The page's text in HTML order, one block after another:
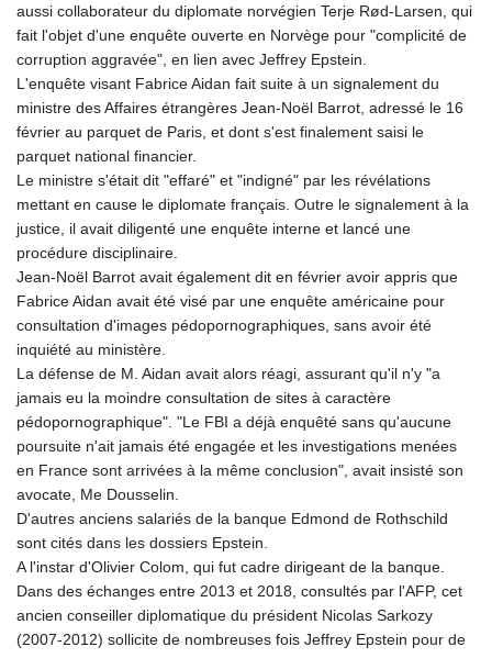
aussi collaborateur du diplomate norvégien Terje Rød-Larsen, qui
fait l'objet d'une enquête ouverte en Norvège pour "complicité de
corruption aggravée", en lien avec Jeffrey Epstein.
L'enquête visant Fabrice Aidan fait suite à un signalement du
ministre des Affaires étrangères Jean-Noël Barrot, adressé le 16
février au parquet de Paris, et dont s'est finalement saisi le
parquet national financier.
Le ministre s'était dit "effaré" et "indigné" par les révélations
mettant en cause le diplomate français. Outre le signalement à la
justice, il avait diligenté une enquête interne et lancé une
procédure disciplinaire.
Jean-Noël Barrot avait également dit en février avoir appris que
Fabrice Aidan avait été visé par une enquête américaine pour
consultation d'images pédopornographiques, sans avoir été
inquiété au ministère.
La défense de M. Aidan avait alors réagi, assurant qu'il n'y "a
jamais eu la moindre consultation de sites à caractère
pédopornographique". "Le FBI a déjà enquêté sans qu'aucune
poursuite n'ait jamais été engagée et les investigations menées
en France sont arrivées à la même conclusion", avait insisté son
avocate, Me Dousselin.
D'autres anciens salariés de la banque Edmond de Rothschild
sont cités dans les dossiers Epstein.
A l'instar d'Olivier Colom, qui fut cadre dirigeant de la banque.
Dans des échanges entre 2013 et 2018, consultés par l'AFP, cet
ancien conseiller diplomatique du président Nicolas Sarkozy
(2007-2012) sollicite de nombreuses fois Jeffrey Epstein pour de